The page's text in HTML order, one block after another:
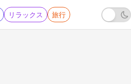
リラックス 旅行